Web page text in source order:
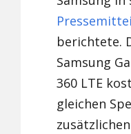
berichtete.
Samsung
360 LTE
gleichen